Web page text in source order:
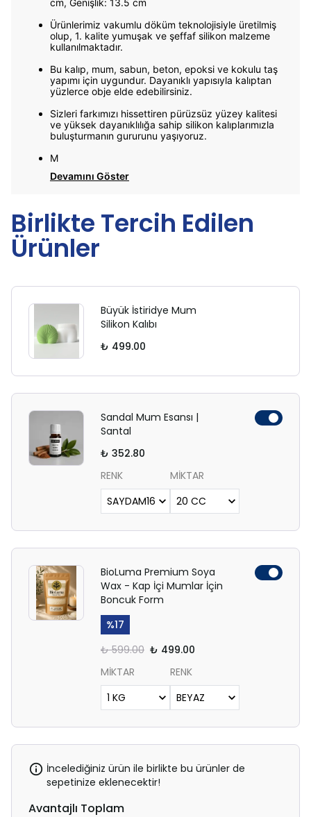
cm, Genişlik: 13.5 cm
Ürünlerimiz vakumlu döküm teknolojisiyle üretilmiş
olup, 1. kalite yumuşak ve şeffaf silikon malzeme
kullanılmaktadır.
Bu kalıp, mum, sabun, beton, epoksi ve kokulu taş
yapımı için uygundur. Dayanıklı yapısıyla kalıptan
yüzlerce obje elde edebilirsiniz.
Sizleri farkımızı hissettiren pürüzsüz yüzey kalitesi
ve yüksek dayanıklılığa sahip silikon kalıplarımızla
buluşturmanın gururunu yaşıyoruz.
M
Devamını Göster
Birlikte Tercih Edilen
Ürünler
Büyük İstiridye Mum
Silikon Kalıbı
₺ 499.00
Sandal Mum Esansı |
Santal
₺ 352.80
RENK
MİKTAR
BioLuma Premium Soya
Wax - Kap İçi Mumlar İçin
Boncuk Form
%17
₺ 599.00 ₺ 499.00
MİKTAR
RENK
İncelediğiniz ürün ile birlikte bu ürünler de
sepetinize eklenecektir!
Avantajlı Toplam